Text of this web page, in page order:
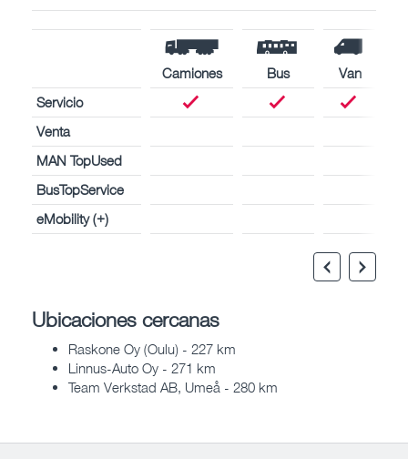
Camiones Bus
Van
Servicio
Venta
MAN TopUsed
BusTopService
eMobility (+)
Ubicaciones cercanas
Raskone Oy (Oulu) - 227 km
Linnus-Auto Oy - 271 km
Team Verkstad AB, Umeå - 280 km